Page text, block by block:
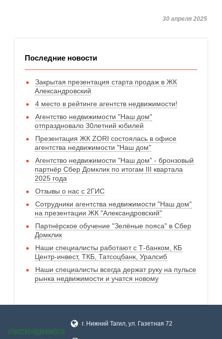
30 апреля 2025
Последние новости
Закрытая презентация старта продаж в ЖК
Александровский
4 место в рейтинге агентств недвижимости!
Агентство недвижимости "Наш дом"
отпраздновало 30летний юбилей
Презентация ЖК ZORI состоялась в офисе
агентства недвижимости "Наш дом"
Агентство недвижимости "Наш дом" - бронзовый
партнёр Сбер Домклик по итогам III квартала
2025 года
Отзывы о нас с 2ГИС
Сотрудники агентства недвижимости "Наш дом"
на презентации ЖК "Александровский"
Партнёрское обучение "Зелёные пояса" в Сбер
Домклик
Наши специалисты работают с Т-банком, КБ
Центр-инвест, ТКБ, Татсоцбанк, Уралсиб
Наши специалисты всегда держат руку на пульсе
рынка недвижимости и учатся новому
г. Нижний Тагил, ул. Газетная 72